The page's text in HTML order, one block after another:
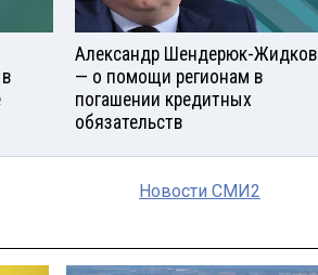
Александр Шендерюк-Жидков
— о помощи регионам в
погашении кредитных
обязательств
Новости СМИ2